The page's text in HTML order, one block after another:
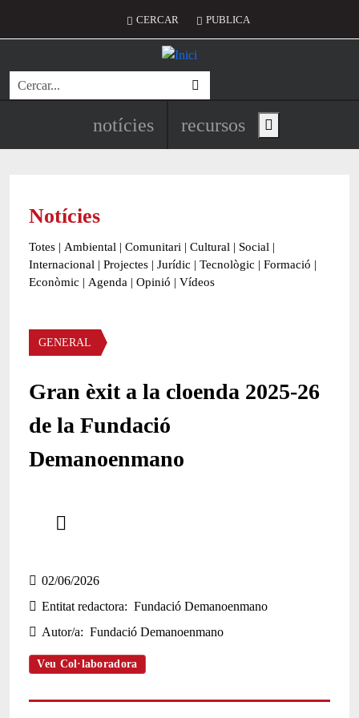
Menú del compte d'usuari
CERCAR PUBLICA
Cerca
Navegació principal de
notícies recursos Show main menu
Notícies
Totes | Ambiental | Comunitari | Cultural | Social |
Internacional | Projectes | Jurídic | Tecnològic | Formació |
Econòmic | Agenda | Opinió | Vídeos
Àmbit de la notícia
GENERAL
Gran èxit a la cloenda 2025-26
de la Fundació
Demanoenmano
02/06/2026
Entitat redactora
Fundació Demanoenmano
Autor/a
Fundació Demanoenmano
Veu Col·laboradora